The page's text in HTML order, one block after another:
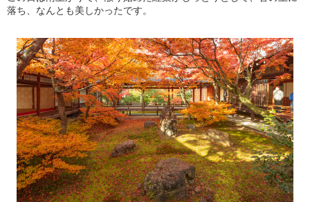
落ち、なんとも美しかったです。